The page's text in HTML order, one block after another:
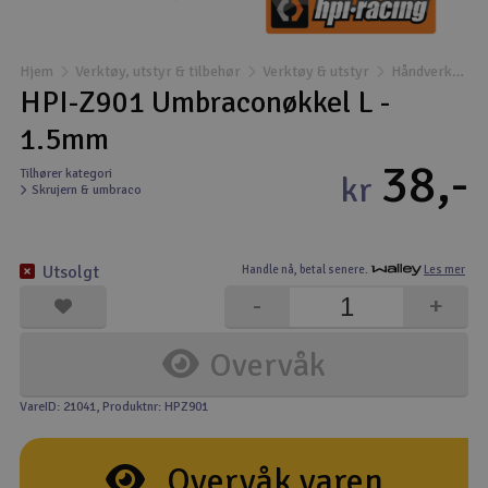
Droner
Droner for FPV
Fly
Helikopter
Kamerautstyr
Modellbygging, LEGO & byggesett
Modelljernbane
Motor & tilbehør
Hjem Verktøy, utstyr & tilbehør Verktøy & utstyr Håndverktøy og spesialverktøy
HPI-Z901 Umbraconøkkel L -
1.5mm
Tilhører kategori
Skrujern & umbraco
Handle nå, betal senere. Les mer
kr 38,-
Overvåk
+
-
Utsolgt
VareID: 21041, Produktnr: HPZ901